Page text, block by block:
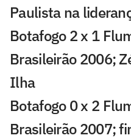
Paulista na
Botafogo 2 x 1
Brasileirão 2006;
Ilha
Botafogo 0 x 2
Brasileirão 2007;